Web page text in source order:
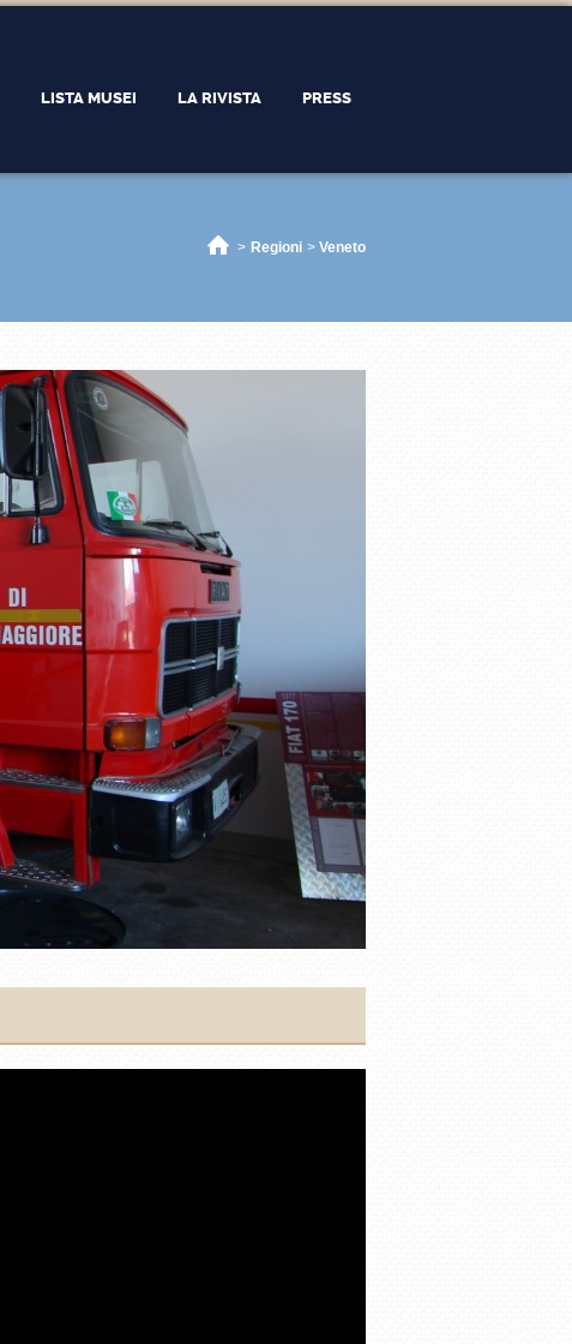
LISTA MUSEI LA RIVISTA PRESS
Home
> Regioni > Veneto